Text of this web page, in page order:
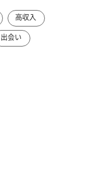
高収入
出会い